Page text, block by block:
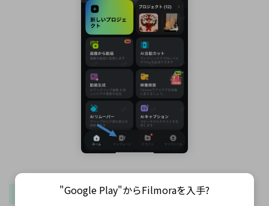
📝 テンプレートの選び方：
"Google Play"からFilmoraを入手?